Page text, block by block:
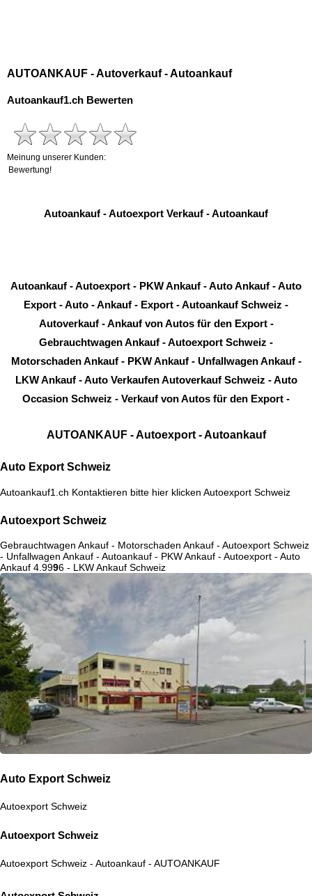
Auto Export Schweiz
Autoankauf1.ch Kontaktieren bitte hier klicken Autoexport Schweiz
Autoexport Schweiz
Gebrauchtwagen Ankauf - Motorschaden Ankauf - Autoexport Schweiz
- Unfallwagen Ankauf - Autoankauf - PKW Ankauf - Autoexport - Auto
Ankauf 4.9996 - LKW Ankauf Schweiz
Auto Export Schweiz
Autoexport Schweiz
Autoexport Schweiz
Autoexport Schweiz - Autoankauf - AUTOANKAUF